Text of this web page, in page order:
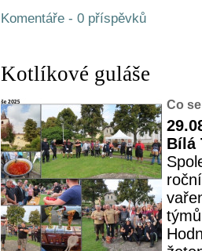
Komentáře - 0 příspěvků
Kotlíkové guláše
Co
Bílá